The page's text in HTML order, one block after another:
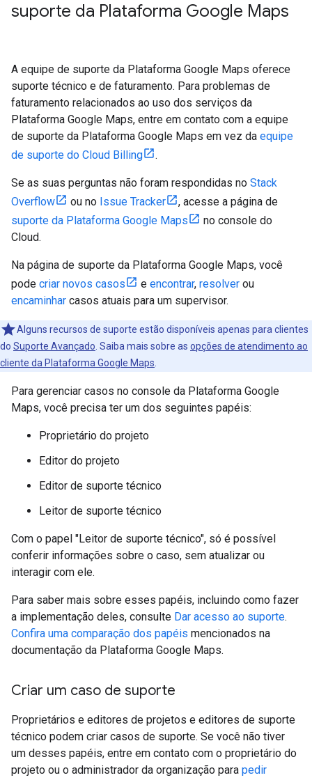
suporte da Plataforma Google Maps
A equipe de suporte da Plataforma Google Maps oferece
suporte técnico e de faturamento. Para problemas de
faturamento relacionados ao uso dos serviços da
Plataforma Google Maps, entre em contato com a equipe
de suporte da Plataforma Google Maps em vez da equipe
de suporte do Cloud Billing
.
Se as suas perguntas não foram respondidas no Stack
Overflow
ou no Issue Tracker
, acesse a página de
suporte da Plataforma Google Maps
no console do
Cloud.
Na página de suporte da Plataforma Google Maps, você
pode criar novos casos e encontrar, resolver ou
encaminhar casos atuais para um supervisor.
Alguns recursos de suporte estão disponíveis apenas para clientes
do Suporte Avançado . Saiba mais sobre as opções de atendimento ao
cliente da Plataforma Google Maps
Para gerenciar casos no console da Plataforma Google
Maps, você precisa ter um dos seguintes papéis:
Proprietário do projeto
Editor do projeto
Editor de suporte técnico
Leitor de suporte técnico
Com o papel "Leitor de suporte técnico", só é possível
conferir informações sobre o caso, sem atualizar ou
interagir com ele.
Para saber mais sobre esses papéis, incluindo como fazer
a implementação deles, consulte Dar acesso ao suporte.
Confira uma comparação dos papéis mencionados na
documentação da Plataforma Google Maps.
Criar um caso de suporte
Proprietários e editores de projetos e editores de suporte
técnico podem criar casos de suporte. Se você não tiver
um desses papéis, entre em contato com o proprietário do
projeto ou o administrador da organização para pedir